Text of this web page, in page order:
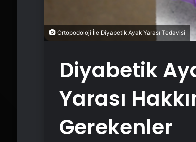
Ortopodoloji İle Diyabetik Ayak Yarası Tedavisi
Diyabetik
Yarası
Gerekenler